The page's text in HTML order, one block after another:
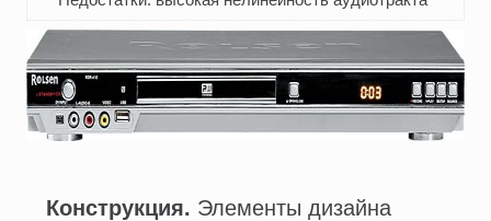
Конструкция. Элементы дизайна